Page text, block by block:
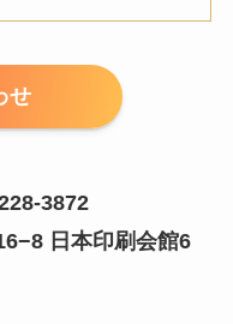
せ
3872
日本印刷会館6